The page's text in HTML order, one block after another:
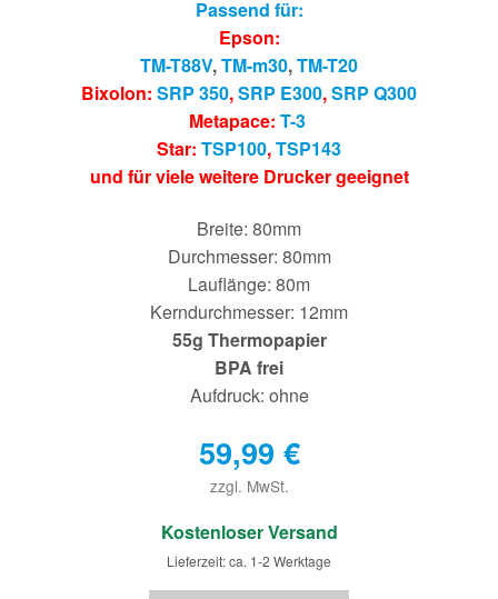
Passend für:
Epson:
TM-T88V,TM-m30,TM-T20
Bixolon: SRP 350,SRP E300,SRP Q300
Metapace: T-3
Star: TSP100,TSP143
und für viele weitere Drucker geeignet
Breite: 80mm
Durchmesser: 80mm
Lauflänge: 80m
Kerndurchmesser: 12mm
55g Thermopapier
BPA frei
Aufdruck: ohne
59,99 €
zzgl. MwSt.
€
Kostenloser Versand
Lieferzeit: ca. 1-2 Werktage